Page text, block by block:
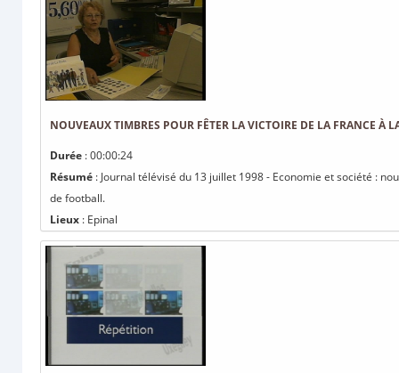
NOUVEAUX TIMBRES POUR FÊTER LA VICTOIRE DE LA FRANCE À
Durée : 00:00:24
Résumé : Journal télévisé du 13 juillet 1998 - Economie et société :
de football.
Lieux : Epinal